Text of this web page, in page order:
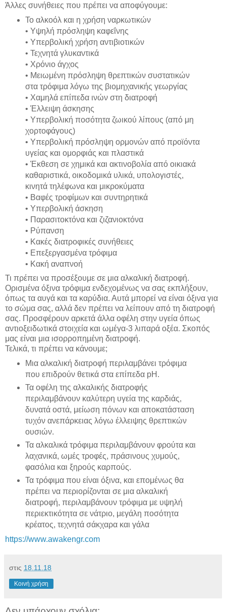
Άλλες συνήθειες που πρέπει να αποφύγουμε:
Το αλκοόλ και η χρήση ναρκωτικών
• Υψηλή πρόσληψη καφεΐνης
• Υπερβολική χρήση αντιβιοτικών
• Τεχνητά γλυκαντικά
• Χρόνιο άγχος
• Μειωμένη πρόσληψη θρεπτικών συστατικών
στα τρόφιμα λόγω της βιομηχανικής γεωργίας
• Χαμηλά επίπεδα ινών στη διατροφή
• Έλλειψη άσκησης
• Υπερβολική ποσότητα ζωικού λίπους (από μη
χορτοφάγους)
• Υπερβολική πρόσληψη ορμονών από προϊόντα
υγείας και ομορφιάς και πλαστικά
• Έκθεση σε χημικά και ακτινοβολία από οικιακά
καθαριστικά, οικοδομικά υλικά, υπολογιστές,
κινητά τηλέφωνα και μικροκύματα
• Βαφές τροφίμων και συντηρητικά
• Υπερβολική άσκηση
• Παρασιτοκτόνα και ζιζανιοκτόνα
• Ρύπανση
• Κακές διατροφικές συνήθειες
• Επεξεργασμένα τρόφιμα
• Κακή αναπνοή
Τι πρέπει να προσέξουμε σε μια αλκαλική διατροφή.
Ορισμένα όξινα τρόφιμα ενδεχομένως να σας εκπλήξουν,
όπως τα αυγά και τα καρύδια. Αυτά μπορεί να είναι όξινα για
το σώμα σας, αλλά δεν πρέπει να λείπουν από τη διατροφή
σας. Προσφέρουν αρκετά άλλα οφέλη στην υγεία όπως
αντιοξειδωτικά στοιχεία και ωμέγα-3 λιπαρά οξέα. Σκοπός
μας είναι μια ισορροπημένη διατροφή.
Τελικά, τι πρέπει να κάνουμε;
Μια αλκαλική διατροφή περιλαμβάνει τρόφιμα
που επιδρούν θετικά στα επίπεδα pH.
Τα οφέλη της αλκαλικής διατροφής
περιλαμβάνουν καλύτερη υγεία της καρδιάς,
δυνατά οστά, μείωση πόνων και αποκατάσταση
τυχόν ανεπάρκειας λόγω έλλειψης θρεπτικών
ουσιών.
Τα αλκαλικά τρόφιμα περιλαμβάνουν φρούτα και
λαχανικά, ωμές τροφές, πράσινους χυμούς,
φασόλια και ξηρούς καρπούς.
Τα τρόφιμα που είναι όξινα, και επομένως θα
πρέπει να περιορίζονται σε μια αλκαλική
διατροφή, περιλαμβάνουν τρόφιμα με υψηλή
περιεκτικότητα σε νάτριο, μεγάλη ποσότητα
κρέατος, τεχνητά σάκχαρα και γάλα
https://www.awakengr.com
στις 18.11.18
Κοινή χρήση